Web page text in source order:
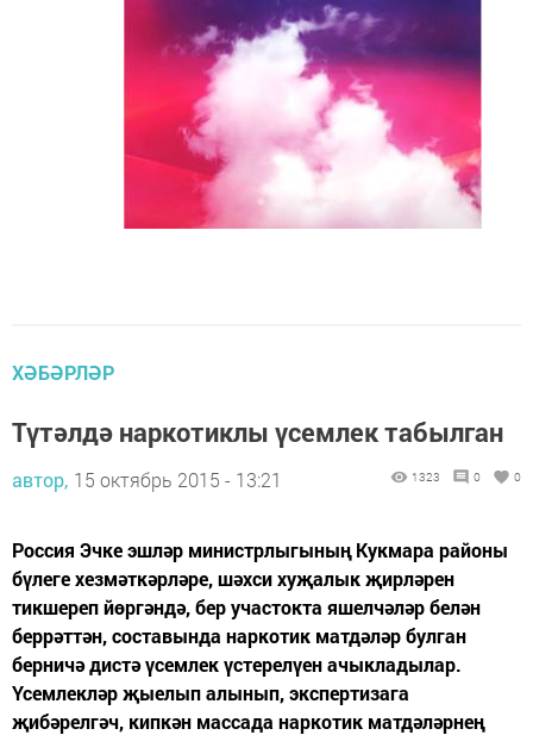
ХӘБӘРЛӘР
Түтәлдә наркотиклы үсемлек табылган
автор, 15 октябрь 2015 - 13:21 1323 0 0
Россия Эчке эшләр министрлыгының Кукмара районы
бүлеге хезмәткәрләре, шәхси хуҗалык җирләрен
тикшереп йөргәндә, бер участокта яшелчәләр белән
беррәттән, составында наркотик матдәләр булган
берничә дистә үсемлек үстерелүен ачыкладылар.
Үсемлекләр җыелып алынып, экспертизага
җибәрелгәч, кипкән массада наркотик матдәләрнең